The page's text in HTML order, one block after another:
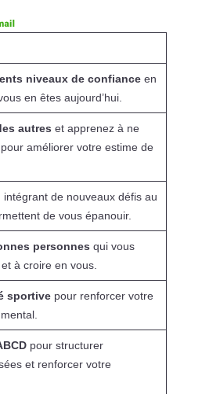
niveaux de confianceen
en êtes aujourd’hui.
autres et apprenez à ne
améliorer votre estime de
de nouveaux défis au
de vous épanouir.
personnes qui vous
à croire en vous.
sportivepour renforcer votre
pour structurer
et renforcer votre